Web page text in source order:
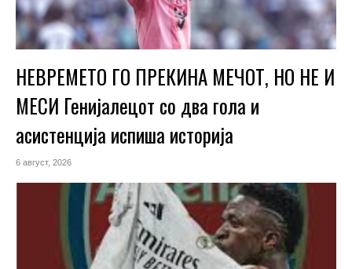
НЕВРЕМЕТО ГО ПРЕКИНА МЕЧОТ, НО НЕ И
МЕСИ Генијалецот со два гола и
асистенција испиша историја
6 август, 2026